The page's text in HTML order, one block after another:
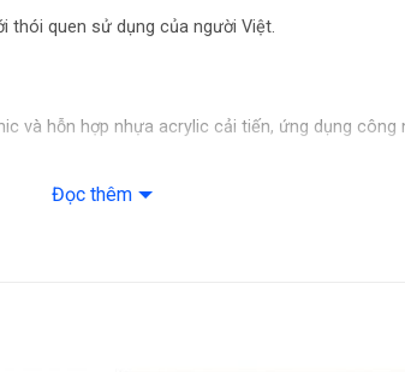
thói quen sử dụng của người Việt.
và hỗn hợp nhựa acrylic cải tiến, ứng dụng
chanh, thuốc tẩy, hạn chế ố màu do tác động của
sau nhiều năm sử dụng kể cả khi sử dụng nước
Đọc thêm